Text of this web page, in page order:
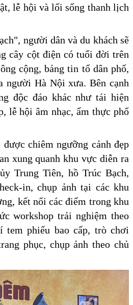
lễ hội và lối sống thanh lịch
người dân và du khách sẽ
cây cột điện có tuổi đời trên
cộng, bảng tin tổ dân phố,
người Hà Nội xưa. Bên cạnh
độc đáo khác như tái hiện
lễ hội âm nhạc, ẩm thực phố
chiêm ngưỡng cảnh đẹp
xung quanh khu vực diễn ra
Trung Tiên, hồ Trúc Bạch,
in, chụp ảnh tại các khu
kết nối các điểm trong khu
workshop trải nghiệm theo
tem phiếu bao cấp, trò chơi
phục, chụp ảnh theo chủ